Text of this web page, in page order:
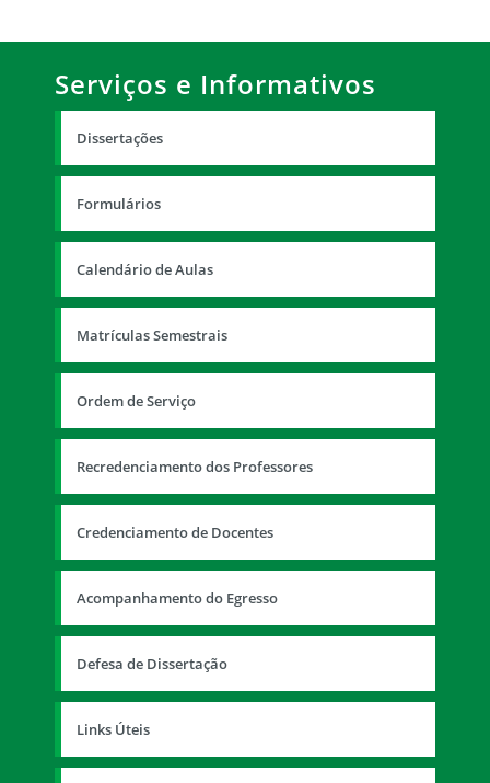
Serviços e Informativos
Dissertações
Formulários
Calendário de Aulas
Matrículas Semestrais
Ordem de Serviço
Recredenciamento dos Professores
Credenciamento de Docentes
Acompanhamento do Egresso
Defesa de Dissertação
Links Úteis